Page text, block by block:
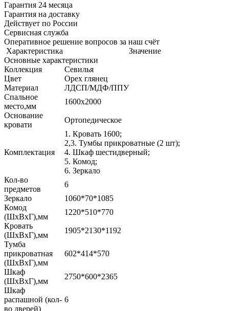
Гарантия 24 месяца
Гарантия на доставку
Действует по России
Сервисная служба
Оперативное решение вопросов за наш счёт
Характеристика
Значение
Основные характеристики
Коллекция
Севилья
Цвет
Орех глянец
Материал
ЛДСП/МДФ/ППУ
Спальное
место,мм
1600х2000
Основание
кровати
Ортопедическое
Комплектация
1. Кровать 1600;
2,3. Тумбы прикроватные (2 шт);
4. Шкаф шестидверный;
5. Комод;
6. Зеркало
Кол-во
предметов
6
Зеркало
1060*70*1085
Комод
(ШхВхГ),мм
1220*510*770
Кровать
(ШхВхГ),мм
1905*2130*1192
Тумба
прикроватная
(ШхВхГ),мм
602*414*570
Шкаф
(ШхВхГ),мм
2750*600*2365
Шкаф
распашной (кол-
во дверей)
6